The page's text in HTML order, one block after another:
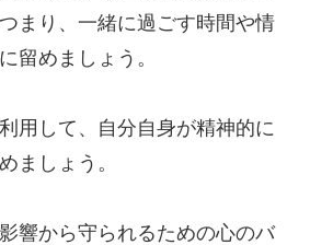
まり、一緒に過ごす時間や情
留めましょう。
用して、自分自身が精神的に
ましょう。
響から守られるための心のバ